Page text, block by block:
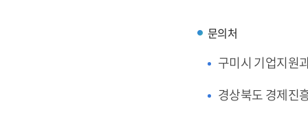
문의처
구미시 기업지원
경상북도 경제진